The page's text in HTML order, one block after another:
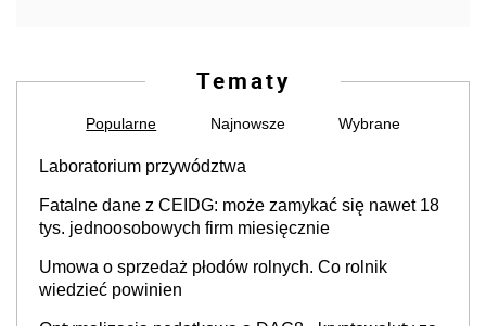
Tematy
Popularne Najnowsze Wybrane
Laboratorium przywództwa
Fatalne dane z CEIDG: może zamykać się nawet 18
tys. jednoosobowych firm miesięcznie
Umowa o sprzedaż płodów rolnych. Co rolnik
wiedzieć powinien